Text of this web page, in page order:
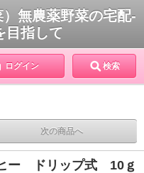
無農薬野菜の宅配-
目指して
ログイン 検索
次の商品へ
ー ドリップ式 10ｇ